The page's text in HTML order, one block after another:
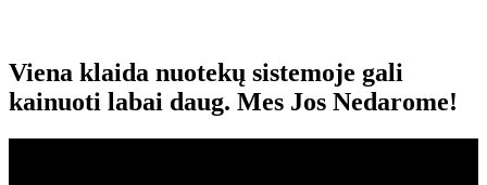
Viena klaida nuotekų sistemoje gali
kainuoti labai daug. Mes Jos Nedarome!